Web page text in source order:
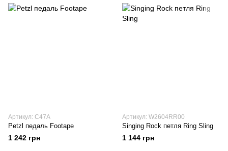
Артикул: C47A
Petzl педаль Footape
1 242 грн
Артикул: W2604RR00
Singing Rock петля Ring Sling
1 144 грн